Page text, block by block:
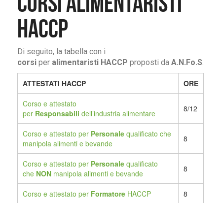
HACCP
Di seguito, la tabella con i
corsi per alimentaristi HACCP proposti da A.N.Fo.S.
ATTESTATI HACCP ORE
Corso e attestato
per Responsabili dell’industria alimentare 8/12
Corso e attestato per Personale qualificato che
manipola alimenti e bevande
8
Corso e attestato per Personale qualificato
che NON manipola alimenti e bevande 8
Corso e attestato per Formatore HACCP 8